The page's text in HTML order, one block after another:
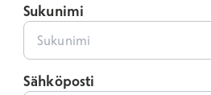
Sukunimi
Sähköposti